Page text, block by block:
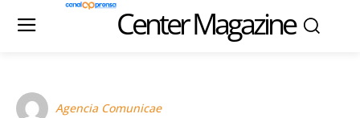
Center Magazine
Agencia Comunicae